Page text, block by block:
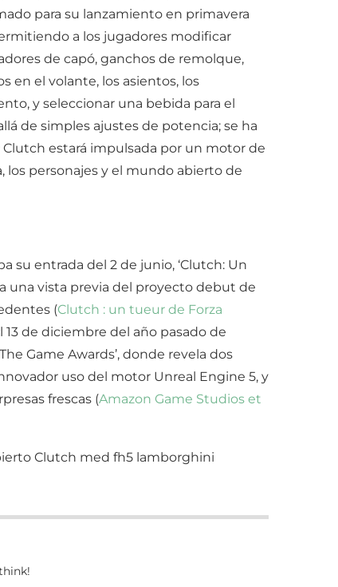
para su lanzamiento en primavera
a los jugadores modificar
de capó, ganchos de remolque,
en el volante, los asientos, los
y seleccionar una bebida para el
de simples ajustes de potencia; se ha
estará impulsada por un motor de
los personajes y el mundo abierto de
su entrada del 2 de junio, ‘Clutch: Un
una vista previa del proyecto debut de
(Clutch : un tueur de Forza
13 de diciembre del año pasado de
Game Awards’, donde revela dos
uso del motor Unreal Engine 5, y
frescas (Amazon Game Studios et